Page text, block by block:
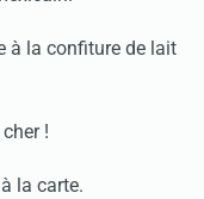
à la confiture de lait
!
la carte.